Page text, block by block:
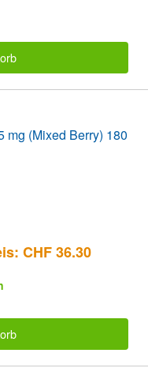
mg (Mixed Berry) 180
CHF 36.30